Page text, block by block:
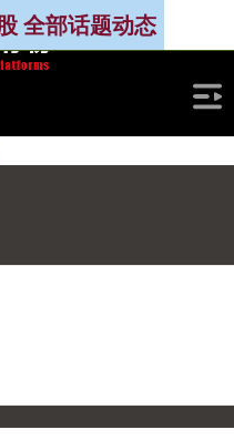
全部话题动态
+39.68 +1.02%